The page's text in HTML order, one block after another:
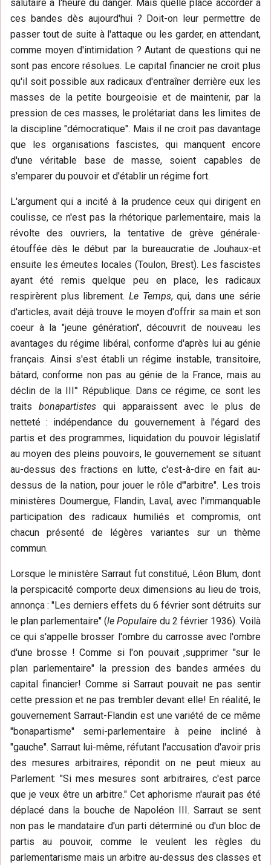
salutaire à l'heure du danger. Mais quelle place accorder à
ces bandes dès aujourd'hui ? Doit-on leur permettre de
passer tout de suite à l'attaque ou les garder, en attendant,
comme moyen d'intimidation ? Autant de questions qui ne
sont pas encore résolues. Le capital financier ne croit plus
qu'il soit possible aux radicaux d'entraîner derrière eux les
masses de la petite bourgeoisie et de maintenir, par la
pression de ces masses, le prolétariat dans les limites de
la discipline "démocratique". Mais il ne croit pas davantage
que les organisations fascistes, qui manquent encore
d'une véritable base de masse, soient capables de
s'emparer du pouvoir et d'établir un régime fort.
L'argument qui a incité à la prudence ceux qui dirigent en
coulisse, ce n'est pas la rhétorique parlementaire, mais la
révolte des ouvriers, la tentative de grève générale-
étouffée dès le début par la bureaucratie de Jouhaux-et
ensuite les émeutes locales (Toulon, Brest). Les fascistes
ayant été remis quelque peu en place, les radicaux
respirèrent plus librement. Le Temps, qui, dans une série
d'articles, avait déjà trouve le moyen d'offrir sa main et son
coeur à la "jeune génération", découvrit de nouveau les
avantages du régime libéral, conforme d'après lui au génie
français. Ainsi s'est établi un régime instable, transitoire,
bâtard, conforme non pas au génie de la France, mais au
déclin de la III° République. Dans ce régime, ce sont les
traits bonapartistes qui apparaissent avec le plus de
netteté : indépendance du gouvernement à l'égard des
partis et des programmes, liquidation du pouvoir législatif
au moyen des pleins pouvoirs, le gouvernement se situant
au-dessus des fractions en lutte, c'est-à-dire en fait au-
dessus de la nation, pour jouer le rôle d'"arbitre". Les trois
ministères Doumergue, Flandin, Laval, avec l'immanquable
participation des radicaux humiliés et compromis, ont
chacun présenté de légères variantes sur un thème
commun.
Lorsque le ministère Sarraut fut constitué, Léon Blum, dont
la perspicacité comporte deux dimensions au lieu de trois,
annonça : "Les derniers effets du 6 février sont détruits sur
le plan parlementaire" (le Populaire du 2 février 1936). Voilà
ce qui s'appelle brosser l'ombre du carrosse avec l'ombre
d'une brosse ! Comme si l'on pouvait ,supprimer "sur le
plan parlementaire" la pression des bandes armées du
capital financier! Comme si Sarraut pouvait ne pas sentir
cette pression et ne pas trembler devant elle! En réalité, le
gouvernement Sarraut-Flandin est une variété de ce même
"bonapartisme" semi-parlementaire à peine incliné à
"gauche". Sarraut lui-même, réfutant l'accusation d'avoir pris
des mesures arbitraires, répondit on ne peut mieux au
Parlement: "Si mes mesures sont arbitraires, c'est parce
que je veux être un arbitre." Cet aphorisme n'aurait pas été
déplacé dans la bouche de Napoléon III. Sarraut se sent
non pas le mandataire d'un parti déterminé ou d'un bloc de
partis au pouvoir, comme le veulent les règles du
parlementarisme mais un arbitre au-dessus des classes et